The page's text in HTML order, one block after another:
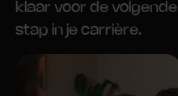
klaar voor de volgende
stap in je carrière.